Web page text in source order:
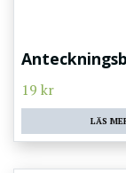
19 kr
LÄS